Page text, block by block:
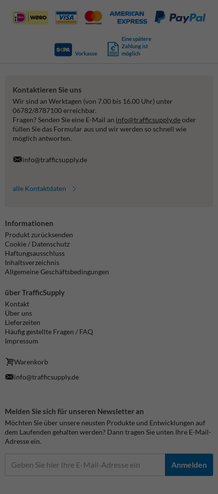
Vorkasse
Eine spätere
Zahlung ist
möglich
Kontaktieren Sie uns
Wir sind an Werktagen (von 7.00 bis 16.00 Uhr) unter
06782/8787100 erreichbar.
Fragen? Senden Sie eine E-Mail an info@trafficsupply.deoder
füllen Sie das Formular aus und wir werden so schnell wie
möglich antworten.
info@trafficsupply.de
alle Kontaktdaten
Informationen
Produkt zurücksenden
Cookie / Datenschutz
Haftungsausschluss
Inhaltsverzeichnis
Allgemeine Geschäftsbedingungen
über TrafficSupply
Kontakt
Über uns
Lieferzeiten
Häufig gestellte Fragen / FAQ
Impressum
Warenkorb
info@trafficsupply.de
Melden Sie sich für unseren Newsletter an
Möchten Sie über unsere neusten Produkte und Entwicklungen auf
dem Laufenden gehalten werden? Dann tragen Sie unten Ihre E-Mail-
Adresse ein.
Anmelden